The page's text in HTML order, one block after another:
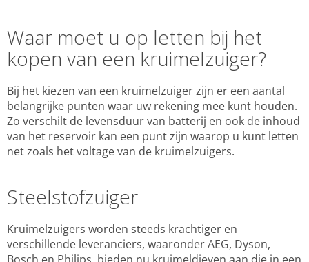
Waar moet u op letten bij het
kopen van een kruimelzuiger?
Bij het kiezen van een kruimelzuiger zijn er een aantal
belangrijke punten waar uw rekening mee kunt houden.
Zo verschilt de levensduur van batterij en ook de inhoud
van het reservoir kan een punt zijn waarop u kunt letten
net zoals het voltage van de kruimelzuigers.
Steelstofzuiger
Kruimelzuigers worden steeds krachtiger en
verschillende leveranciers, waaronder AEG, Dyson,